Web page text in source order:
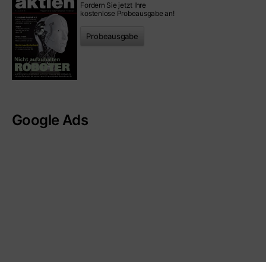
Fordern Sie jetzt Ihre
kostenlose Probeausgabe an!
Probeausgabe
Google Ads